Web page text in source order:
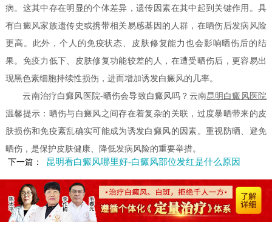
病。这其中存在明显的个体差异，遗传因素在其中起到关键作用。具
有白癜风家族遗传史或携带相关易感基因的人群，在晒伤后发病风险
更高。此外，个人的免疫状态、皮肤修复能力也会影响晒伤后的结
果。免疫力低下、皮肤修复功能较差的人，在遭受晒伤后，更容易出
现黑色素细胞持续性损伤，进而增加诱发白癜风的几率。
云南治疗白癜风医院-晒伤会导致白癜风吗？云南昆明白癜风医院
温馨提示：晒伤与白癜风之间存在着复杂的关联，过度暴晒带来的皮
肤损伤和免疫紊乱确实可能成为诱发白癜风的因素。重视防晒、避免
晒伤，是保护皮肤健康、降低发病风险的重要举措。
下一篇：
昆明看白癜风哪里好-白癜风部位发红是什么原因